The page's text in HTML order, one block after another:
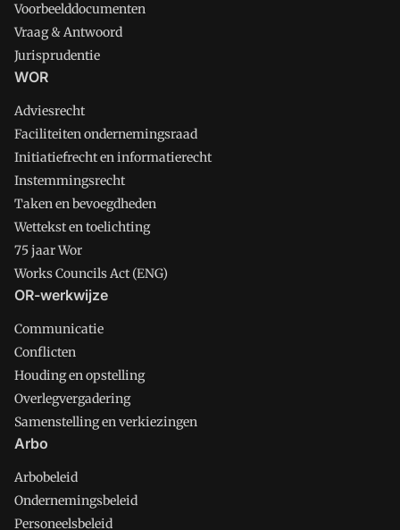
Voorbeelddocumenten
Vraag & Antwoord
Jurisprudentie
WOR
Adviesrecht
Faciliteiten ondernemingsraad
Initiatiefrecht en informatierecht
Instemmingsrecht
Taken en bevoegdheden
Wettekst en toelichting
75 jaar Wor
Works Councils Act (ENG)
OR-werkwijze
Communicatie
Conflicten
Houding en opstelling
Overlegvergadering
Samenstelling en verkiezingen
Arbo
Arbobeleid
Ondernemingsbeleid
Personeelsbeleid